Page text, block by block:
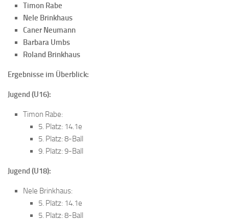
Timon Rabe
Nele Brinkhaus
Caner Neumann
Barbara Umbs
Roland Brinkhaus
Ergebnisse im Überblick:
Jugend (U16):
Timon Rabe:
5. Platz: 14.1e
5. Platz: 8-Ball
9. Platz: 9-Ball
Jugend (U18):
Nele Brinkhaus:
5. Platz: 14.1e
5. Platz: 8-Ball